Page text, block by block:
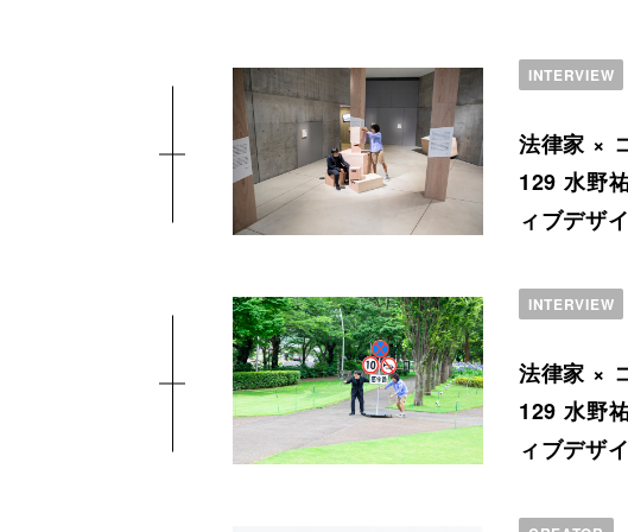
INTERVIEW
法律家 ×
129 水野
ィブデザ
INTERVIEW
法律家 ×
129 水野
ィブデザ